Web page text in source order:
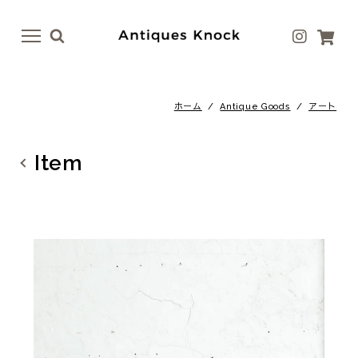
menu
menu
テーブル
照明
ファブリック
ホーム /Antique Goods / アート
Item